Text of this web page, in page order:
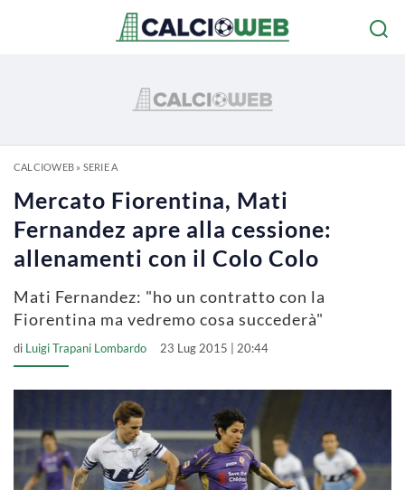
CALCIOWEB» SERIE A
Mercato Fiorentina, Mati
Fernandez apre alla cessione:
allenamenti con il Colo Colo
Mati Fernandez: "ho un contratto con la
Fiorentina ma vedremo cosa succederà"
di Luigi Trapani Lombardo 23 Lug 2015 | 20:44